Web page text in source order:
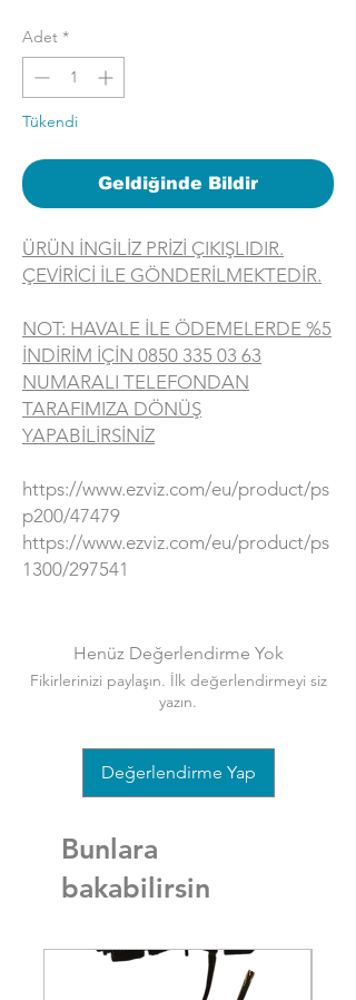
Adet *
Tükendi
Geldiğinde Bildir
ÜRÜN İNGİLİZ PRİZİ ÇIKIŞLIDIR.
ÇEVİRİCİ İLE GÖNDERİLMEKTEDİR.
NOT: HAVALE İLE ÖDEMELERDE %5
İNDİRİM İÇİN 0850 335 03 63
NUMARALI TELEFONDAN
TARAFIMIZA DÖNÜŞ
YAPABİLİRSİNİZ
https://www.ezviz.com/eu/product/ps
p200/47479
https://www.ezviz.com/eu/product/ps
1300/297541
Henüz Değerlendirme Yok
Fikirlerinizi paylaşın. İlk değerlendirmeyi siz
yazın.
Değerlendirme Yap
Bunlara
bakabilirsin